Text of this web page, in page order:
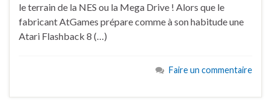
le terrain de la NES ou la Mega Drive ! Alors que le
fabricant AtGames prépare comme à son habitude une
Atari Flashback 8 (…)
Faire un commentaire